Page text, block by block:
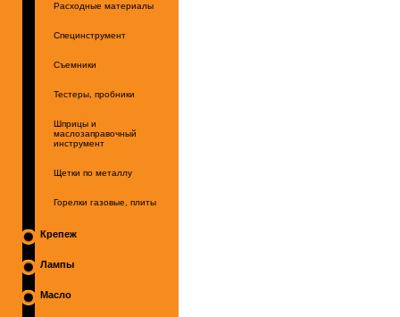
Расходные материалы
Специнструмент
Съемники
Тестеры, пробники
Шприцы и
маслозаправочный
инструмент
Щетки по металлу
Горелки газовые, плиты
Крепеж
Лампы
Масло